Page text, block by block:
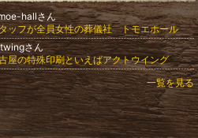
hallさん
ッフが全員女性の葬儀社 トモエホール
さん
屋の特殊印刷といえばアクトウイング
一覧を見る